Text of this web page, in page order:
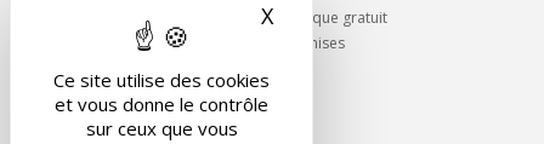
Ce site utilise des cookies
et vous donne le contrôle
sur ceux que vous
X Masquer le bandeau des
Rappel contrôle technique gratuit
Partenariats/Remises
Contact